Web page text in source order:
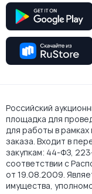
Российский
площадка для
для работы в рамках
заказа. Входит в
закупкам: 44-ФЗ,
соответствии с
от 19.08.2009.
имущества,